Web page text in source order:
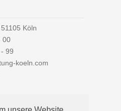
Köln
00
99
koeln.com